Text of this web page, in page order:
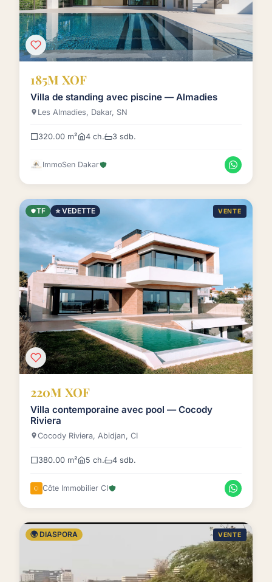
185M XOF
Villa de standing avec piscine — Almadies
Les Almadies, Dakar, SN
320.00 m² 4 ch. 3 sdb.
ImmoSen Dakar
TF ⭐ VEDETTE VENTE
220M XOF
Villa contemporaine avec pool — Cocody
Riviera
Cocody Riviera, Abidjan, CI
380.00 m² 5 ch. 4 sdb.
Côte Immobilier CI
🌍 DIASPORA VENTE